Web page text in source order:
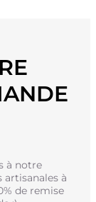
à notre
à
de remise